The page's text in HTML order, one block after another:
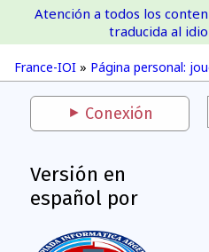
France-IOI » Página personal:
Atención a todos los
traducida al
Conexión
Versión en
español por